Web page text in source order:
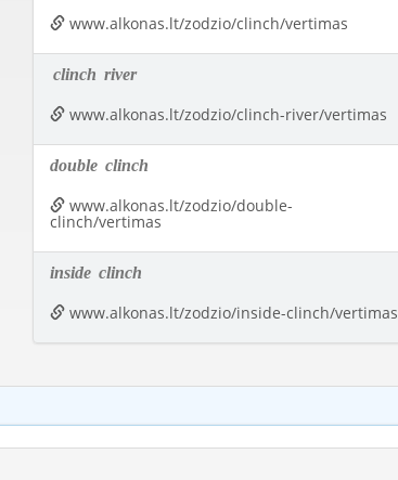
www.alkonas.lt/zodzio/clinch/vertimas
clinch river
www.alkonas.lt/zodzio/clinch-river/vertimas
double clinch
www.alkonas.lt/zodzio/double-
clinch/vertimas
inside clinch
www.alkonas.lt/zodzio/inside-clinch/vertimas